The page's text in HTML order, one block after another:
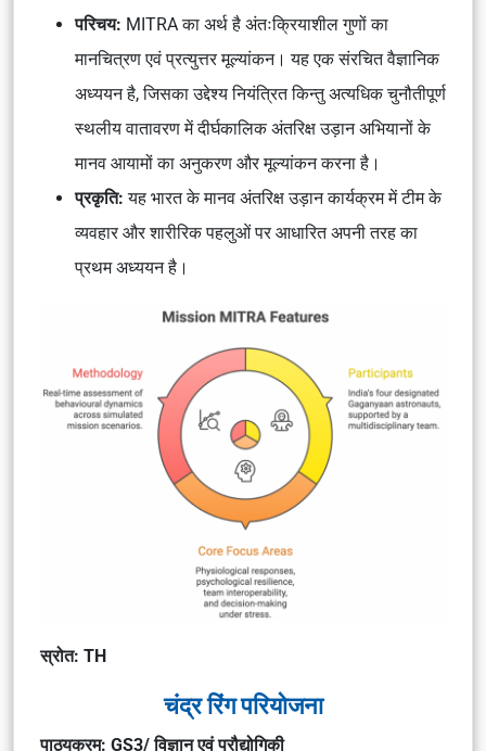
परिचय: MITRA का अर्थ है अंतःक्रियाशील गुणों का
मानचित्रण एवं प्रत्युत्तर मूल्यांकन।यह एक संरचित वैज्ञानिक
अध्ययन है, जिसका उद्देश्य नियंत्रित किन्तु अत्यधिक चुनौतीपूर्ण
स्थलीय वातावरण में दीर्घकालिक अंतरिक्ष उड़ान अभियानों के
मानव आयामों का अनुकरण और मूल्यांकन करना है।
प्रकृति:यह भारत के मानव अंतरिक्ष उड़ान कार्यक्रम में टीम के
व्यवहार और शारीरिक पहलुओं पर आधारित अपनी तरह का
प्रथम अध्ययन है।
स्रोत: TH
चंद्र रिंग परियोजना
पाठ्यक्रम: GS3/ विज्ञान एवं प्रौद्योगिकी